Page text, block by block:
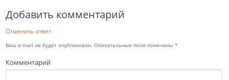
Добавить комментарий
Отменить ответ
Ваш e-mail не будет опубликован. Обязательные поля помечены*
Комментарий